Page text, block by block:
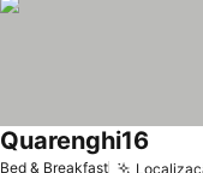
Bed & Breakfast
Quarenghi16